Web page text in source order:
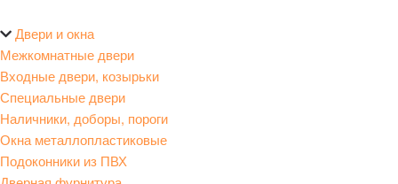
Двери и окна
Межкомнатные двери
Входные двери, козырьки
Специальные двери
Наличники, доборы, пороги
Окна металлопластиковые
Подоконники из ПВХ